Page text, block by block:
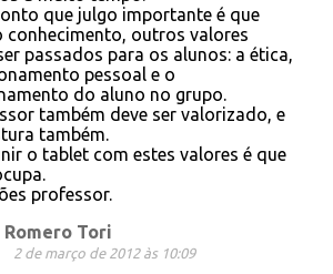
que julgo importante é que
conhecimento, outros valores
passados para os alunos: a ética,
pessoal e o
do aluno no grupo.
também deve ser valorizado, e
também.
o tablet com estes valores é que
professor.
Romero Tori
2 de março de 2012 às 10:09